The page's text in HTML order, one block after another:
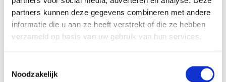
partners kunnen deze gegevens combineren met andere
informatie die u aan ze heeft verstrekt of die ze hebben
verzameld op basis van uw gebruik van hun services.
Noodzakelijk
Heb je toch nog vragen? Contacteer
ons
+32 89 86 91 30
Stuur een bericht